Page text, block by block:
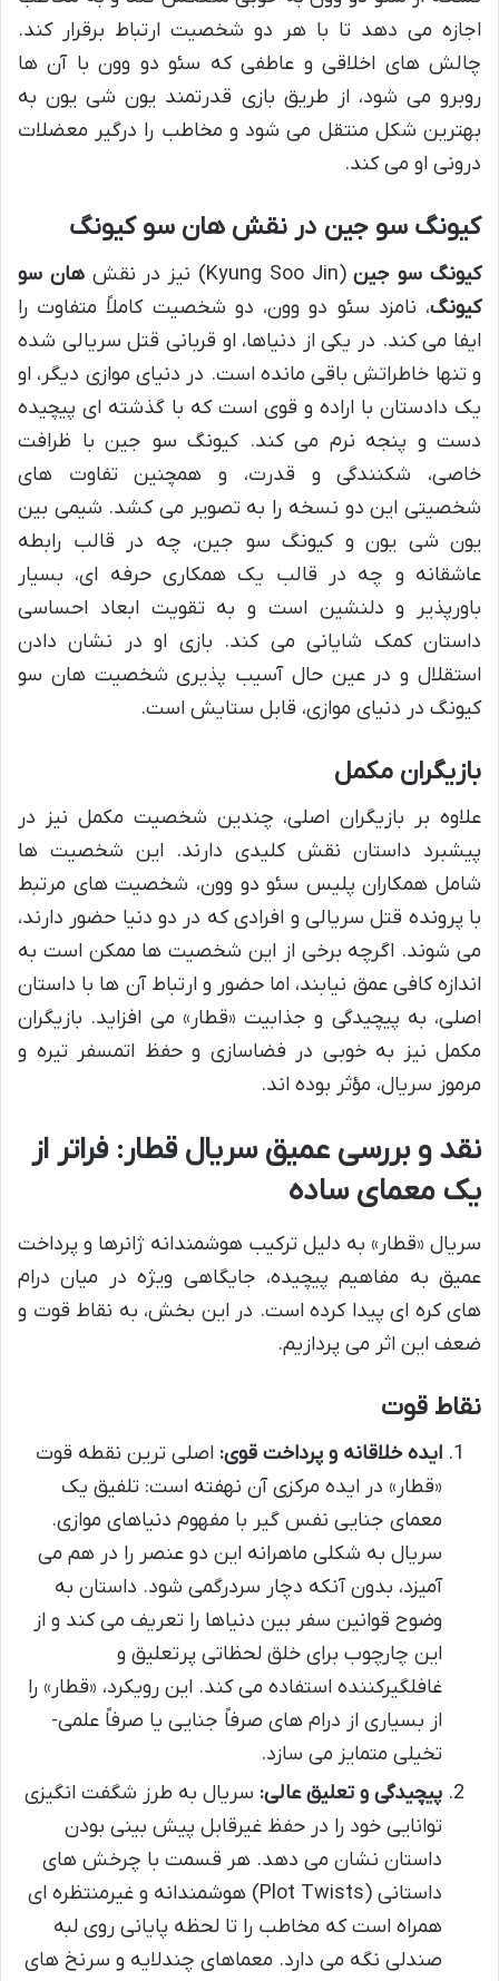
اجازه می دهد تا با هر دو شخصیت ارتباط برقرار کند.
چالش های اخلاقی و عاطفی که سئو دو وون با آن ها
روبرو می شود، از طریق بازی قدرتمند یون شی یون به
بهترین شکل منتقل می شود و مخاطب را درگیر معضلات
درونی او می کند.
کیونگ سو جین در نقش هان سو کیونگ
کیونگ سو جین(Kyung Soo Jin) نیز در نقش
هان سو
کیونگ، نامزد سئو دو وون، دو شخصیت کاملاً متفاوت را
ایفا می کند. در یکی از دنیاها، او قربانی قتل سریالی شده
و تنها خاطراتش باقی مانده است. در دنیای موازی دیگر، او
یک دادستان با اراده و قوی است که با گذشته ای پیچیده
دست و پنجه نرم می کند. کیونگ سو جین با ظرافت
خاصی، شکنندگی و قدرت، و همچنین تفاوت های
شخصیتی این دو نسخه را به تصویر می کشد. شیمی بین
یون شی یون و کیونگ سو جین، چه در قالب رابطه
عاشقانه و چه در قالب یک همکاری حرفه ای، بسیار
باورپذیر و دلنشین است و به تقویت ابعاد احساسی
داستان کمک شایانی می کند. بازی او در نشان دادن
استقلال و در عین حال آسیب پذیری شخصیت هان سو
کیونگ در دنیای موازی، قابل ستایش است.
بازیگران مکمل
علاوه بر بازیگران اصلی، چندین شخصیت مکمل نیز در
پیشبرد داستان نقش کلیدی دارند. این شخصیت ها
شامل همکاران پلیس سئو دو وون، شخصیت های مرتبط
با پرونده قتل سریالی و افرادی که در دو دنیا حضور دارند،
می شوند. اگرچه برخی از این شخصیت ها ممکن است به
اندازه کافی عمق نیابند، اما حضور و ارتباط آن ها با داستان
اصلی، به پیچیدگی و جذابیت «قطار» می افزاید. بازیگران
مکمل نیز به خوبی در فضاسازی و حفظ اتمسفر تیره و
مرموز سریال، مؤثر بوده اند.
نقد و بررسی عمیق سریال قطار: فراتر از
یک معمای ساده
سریال «قطار» به دلیل ترکیب هوشمندانه ژانرها و پرداخت
عمیق به مفاهیم پیچیده، جایگاهی ویژه در میان درام
های کره ای پیدا کرده است. در این بخش، به نقاط قوت و
ضعف این اثر می پردازیم.
نقاط قوت
ایده خلاقانه و پرداخت قوی: اصلی ترین نقطه قوت
«قطار» در ایده مرکزی آن نهفته است: تلفیق یک
معمای جنایی نفس گیر با مفهوم دنیاهای موازی.
سریال به شکلی ماهرانه این دو عنصر را در هم می
آمیزد، بدون آنکه دچار سردرگمی شود. داستان به
وضوح قوانین سفر بین دنیاها را تعریف می کند و از
این چارچوب برای خلق لحظاتی پرتعلیق و
غافلگیرکننده استفاده می کند. این رویکرد، «قطار» را
از بسیاری از درام های صرفاً جنایی یا صرفاً علمی-
تخیلی متمایز می سازد.
پیچیدگی و تعلیق عالی: سریال به طرز شگفت انگیزی
توانایی خود را در حفظ غیرقابل پیش بینی بودن
داستان نشان می دهد. هر قسمت با چرخش های
داستانی (Plot Twists) هوشمندانه و غیرمنتظره ای
همراه است که مخاطب را تا لحظه پایانی روی لبه
صندلی نگه می دارد. معماهای چندلایه و سرنخ های